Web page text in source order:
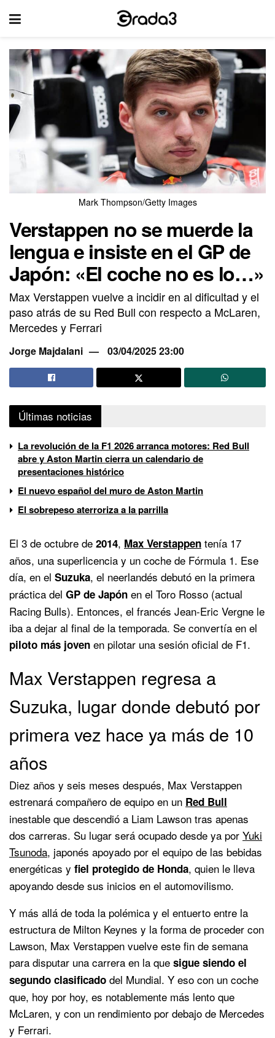
Mark Thompson/Getty Images
Verstappen no se muerde la
lengua e insiste en el GP de
Japón: «El coche no es lo…»
Max Verstappen vuelve a incidir en al dificultad y el
paso atrás de su Red Bull con respecto a McLaren,
Mercedes y Ferrari
Jorge Majdalani 03/04/2025 23:00
Últimas noticias
La revolución de la F1 2026 arranca motores: Red Bull
abre y Aston Martin cierra un calendario de
presentaciones histórico
El nuevo español del muro de Aston Martin
El sobrepeso aterroriza a la parrilla
El 3 de octubre de 2014, Max Verstappen tenía 17
años, una superlicencia y un coche de Fórmula 1. Ese
día, en el Suzuka, el neerlandés debutó en la primera
práctica del GP de Japón en el Toro Rosso (actual
Racing Bulls). Entonces, el francés Jean-Eric Vergne le
iba a dejar al final de la temporada. Se convertía en el
piloto más joven en pilotar una sesión oficial de F1.
Max Verstappen regresa a
Suzuka, lugar donde debutó por
primera vez hace ya más de 10
años
Diez años y seis meses después, Max Verstappen
estrenará compañero de equipo en un Red Bull
inestable que descendió a Liam Lawson tras apenas
dos carreras. Su lugar será ocupado desde ya por Yuki
Tsunoda, japonés apoyado por el equipo de las bebidas
energéticas y fiel protegido de Honda, quien le lleva
apoyando desde sus inicios en el automovilismo.
Y más allá de toda la polémica y el entuerto entre la
estructura de Milton Keynes y la forma de proceder con
Lawson, Max Verstappen vuelve este fin de semana
para disputar una carrera en la que sigue siendo el
segundo clasificado del Mundial. Y eso con un coche
que, hoy por hoy, es notablemente más lento que
McLaren, y con un rendimiento por debajo de Mercedes
y Ferrari.